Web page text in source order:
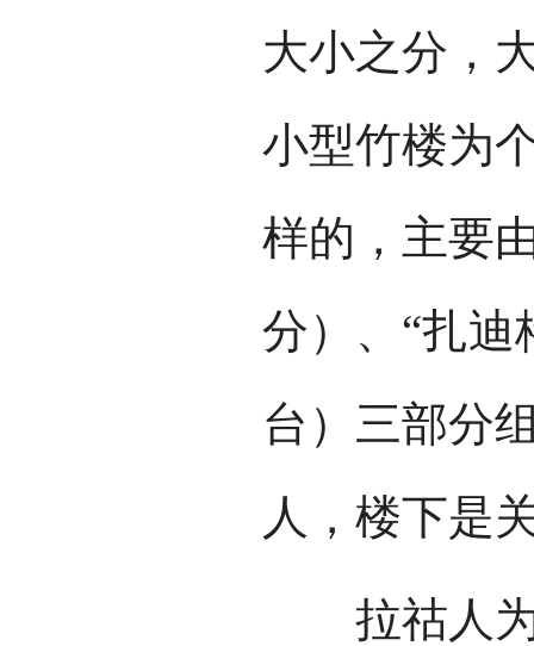
大小之分，
小型竹楼为
样的，主要
分）、“扎迪
台）三部分
人，楼下是
拉祜人为